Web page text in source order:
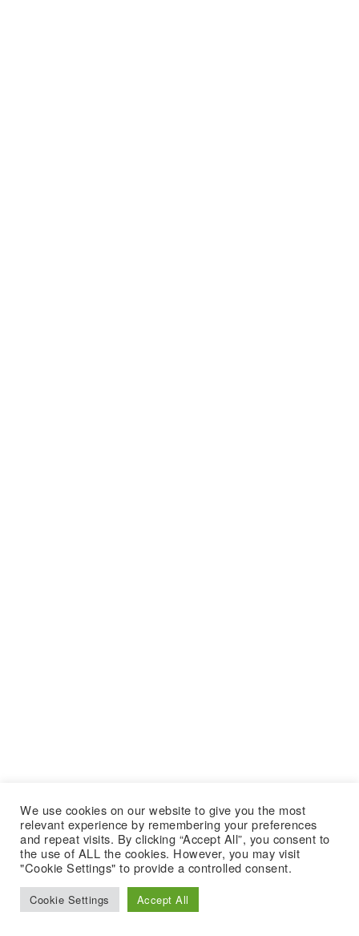
We use cookies on our website to give you the most
relevant experience by remembering your preferences
and repeat visits. By clicking “Accept All”, you consent to
the use of ALL the cookies. However, you may visit
"Cookie Settings" to provide a controlled consent.
Cookie Settings Accept All